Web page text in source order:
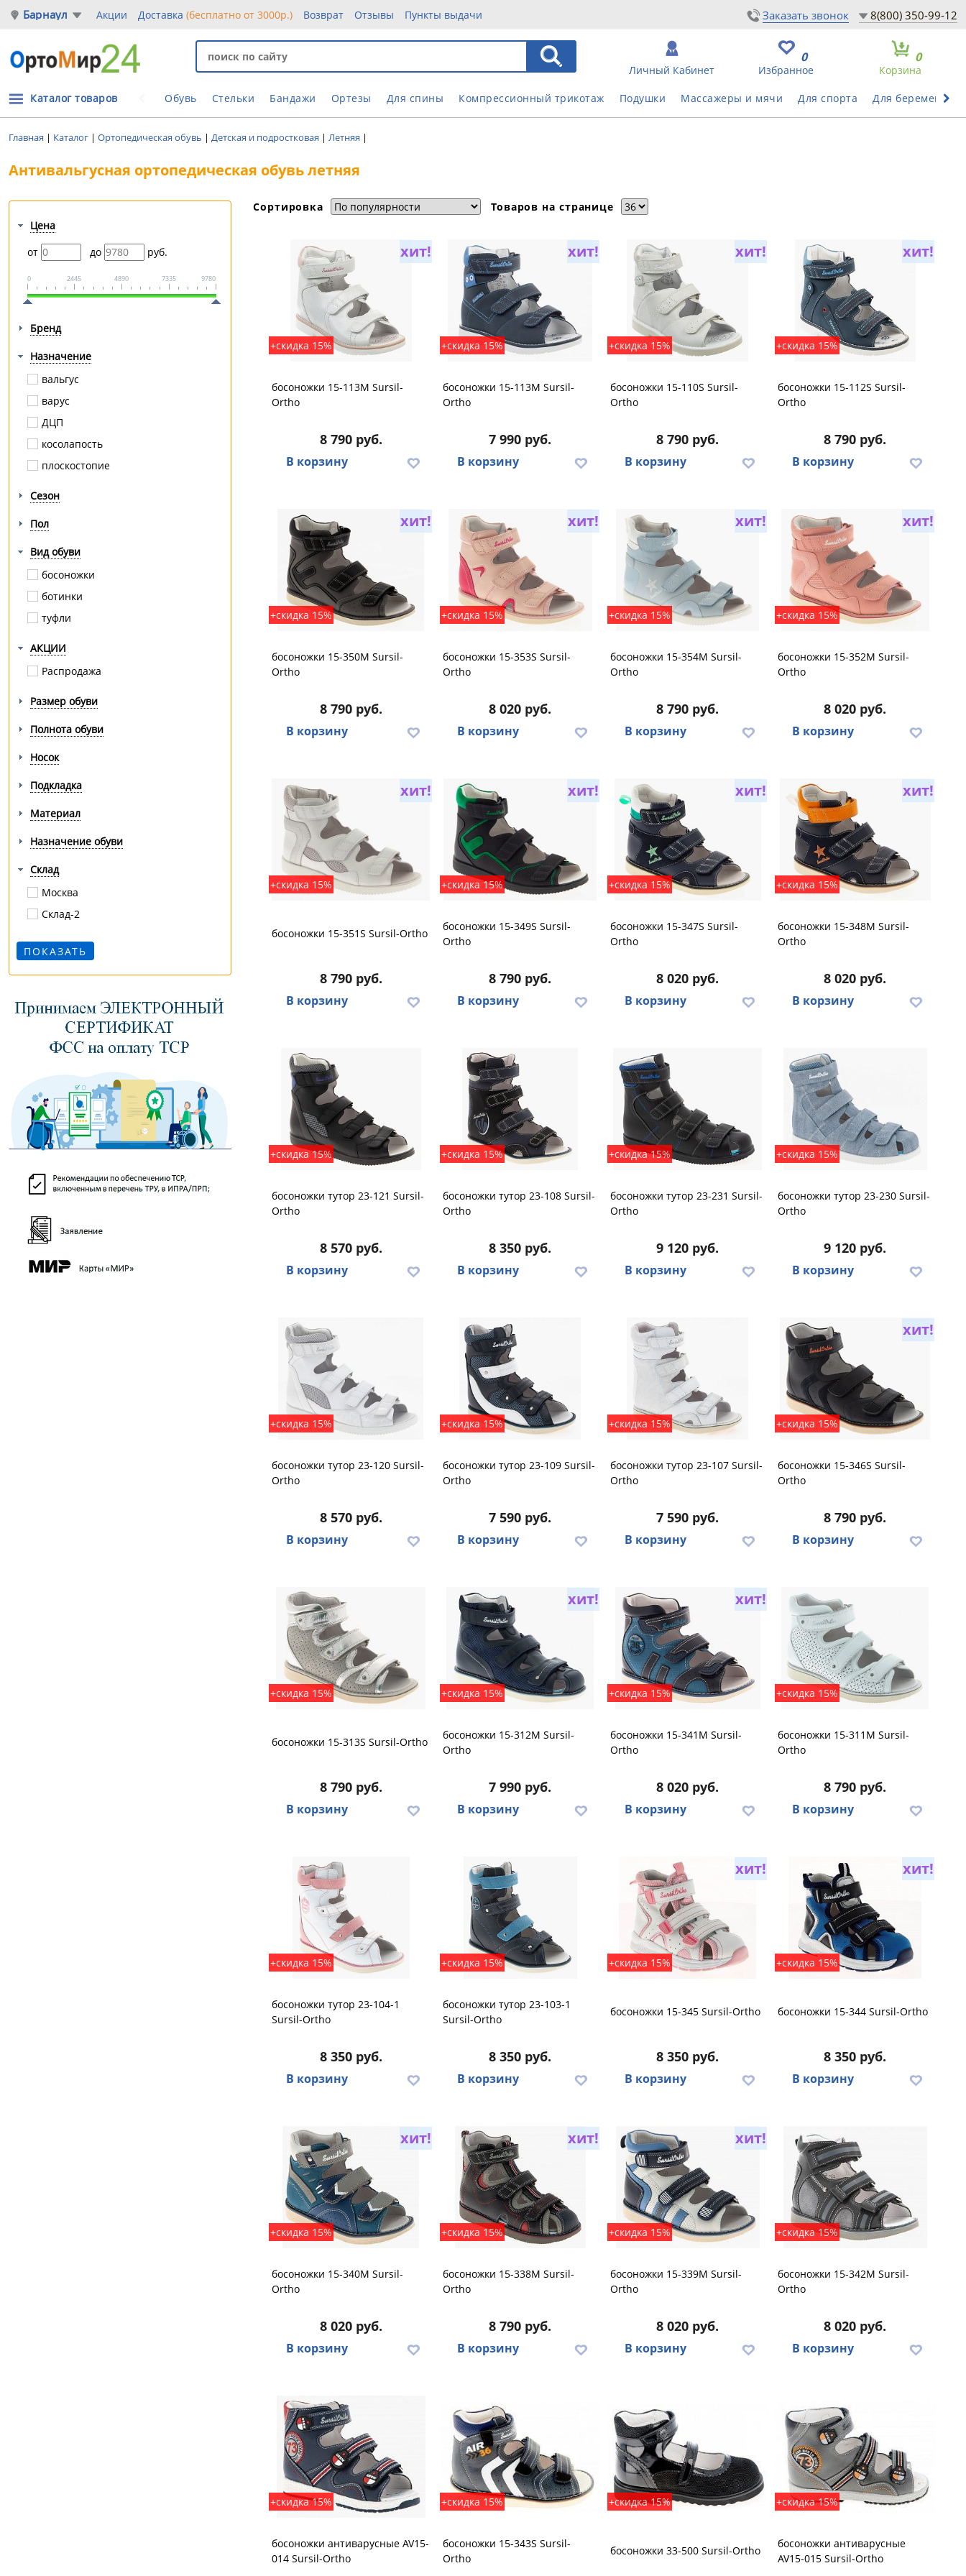
Барнаул Акции Доставка(бесплатно от 3000р.) Возврат Отзывы Пункты выдачи Заказать звонок 8(800) 350-99-12
Корзина
0
Избранное
0
Личный Кабинет
Обувь Стельки Бандажи Ортезы Для спины Компрессионный трикотаж Подушки Массажеры и мячи Для спорта Для беременных
Каталог товаров
Главная | Каталог | Ортопедическая обувь | Детская и подростковая | Летняя |
Антивальгусная ортопедическая обувь летняя
Цена
от
до руб.
0 2445 4890 7335 9780
Бренд
Назначение
вальгус
варус
ДЦП
косолапость
плоскостопие
Сезон
Пол
Вид обуви
босоножки
ботинки
туфли
АКЦИИ
Распродажа
Размер обуви
Полнота обуви
Носок
Подкладка
Материал
Назначение обуви
Склад
Москва
Склад-2
Сортировка Товаров на странице
хит!
+скидка 15%
босоножки 15-113M Sursil-
Ortho
8 790 руб.
В корзину
хит!
+скидка 15%
босоножки 15-113M Sursil-
Ortho
7 990 руб.
В корзину
хит!
+скидка 15%
босоножки 15-110S Sursil-
Ortho
8 790 руб.
В корзину
хит!
+скидка 15%
босоножки 15-112S Sursil-
Ortho
8 790 руб.
В корзину
хит!
+скидка 15%
босоножки 15-350M Sursil-
Ortho
8 790 руб.
В корзину
хит!
+скидка 15%
босоножки 15-353S Sursil-
Ortho
8 020 руб.
В корзину
хит!
+скидка 15%
босоножки 15-354M Sursil-
Ortho
8 790 руб.
В корзину
хит!
+скидка 15%
босоножки 15-352M Sursil-
Ortho
8 020 руб.
В корзину
хит!
+скидка 15%
босоножки 15-351S Sursil-Ortho
8 790 руб.
В корзину
хит!
+скидка 15%
босоножки 15-349S Sursil-
Ortho
8 790 руб.
В корзину
хит!
+скидка 15%
босоножки 15-347S Sursil-
Ortho
8 020 руб.
В корзину
хит!
+скидка 15%
босоножки 15-348M Sursil-
Ortho
8 020 руб.
В корзину
+скидка 15%
босоножки тутор 23-121 Sursil-
Ortho
8 570 руб.
В корзину
+скидка 15%
босоножки тутор 23-108 Sursil-
Ortho
8 350 руб.
В корзину
+скидка 15%
босоножки тутор 23-231 Sursil-
Ortho
9 120 руб.
В корзину
+скидка 15%
босоножки тутор 23-230 Sursil-
Ortho
9 120 руб.
В корзину
+скидка 15%
босоножки тутор 23-120 Sursil-
Ortho
8 570 руб.
В корзину
+скидка 15%
босоножки тутор 23-109 Sursil-
Ortho
7 590 руб.
В корзину
+скидка 15%
босоножки тутор 23-107 Sursil-
Ortho
7 590 руб.
В корзину
хит!
+скидка 15%
босоножки 15-346S Sursil-
Ortho
8 790 руб.
В корзину
+скидка 15%
босоножки 15-313S Sursil-Ortho
8 790 руб.
В корзину
хит!
+скидка 15%
босоножки 15-312M Sursil-
Ortho
7 990 руб.
В корзину
хит!
+скидка 15%
босоножки 15-341M Sursil-
Ortho
8 020 руб.
В корзину
+скидка 15%
босоножки 15-311M Sursil-
Ortho
8 790 руб.
В корзину
+скидка 15%
босоножки тутор 23-104-1
Sursil-Ortho
8 350 руб.
В корзину
+скидка 15%
босоножки тутор 23-103-1
Sursil-Ortho
8 350 руб.
В корзину
хит!
+скидка 15%
босоножки 15-345 Sursil-Ortho
8 350 руб.
В корзину
хит!
+скидка 15%
босоножки 15-344 Sursil-Ortho
8 350 руб.
В корзину
хит!
+скидка 15%
босоножки 15-340M Sursil-
Ortho
8 020 руб.
В корзину
хит!
+скидка 15%
босоножки 15-338M Sursil-
Ortho
8 790 руб.
В корзину
хит!
+скидка 15%
босоножки 15-339M Sursil-
Ortho
8 020 руб.
В корзину
+скидка 15%
босоножки 15-342M Sursil-
Ortho
8 020 руб.
В корзину
+скидка 15%
босоножки антиварусные AV15-
014 Sursil-Ortho
+скидка 15%
босоножки 15-343S Sursil-
Ortho
+скидка 15%
босоножки 33-500 Sursil-Ortho
+скидка 15%
босоножки антиварусные
AV15-015 Sursil-Ortho